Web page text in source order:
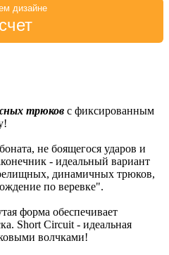
дизайне
трюков с фиксированным
не боящегося ударов и
- идеальный вариант
динамичных трюков,
по веревке".
форма обеспечивает
Short Circuit - идеальная
волчками!